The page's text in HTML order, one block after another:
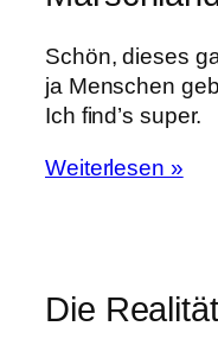
Schön, dieses
ja Menschen
Ich find’s super.
Weiterlesen »
Die